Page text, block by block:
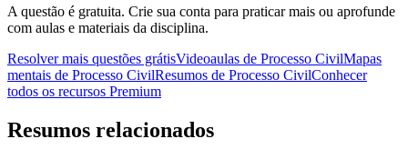
A questão é gratuita. Crie sua conta para praticar mais ou aprofunde
com aulas e materiais da disciplina.
Resolver mais questões grátisVideoaulas de Processo CivilMapas
mentais de Processo CivilResumos de Processo CivilConhecer
todos os recursos Premium
Resumos relacionados